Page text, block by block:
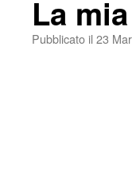
La
Pubblicato il 23